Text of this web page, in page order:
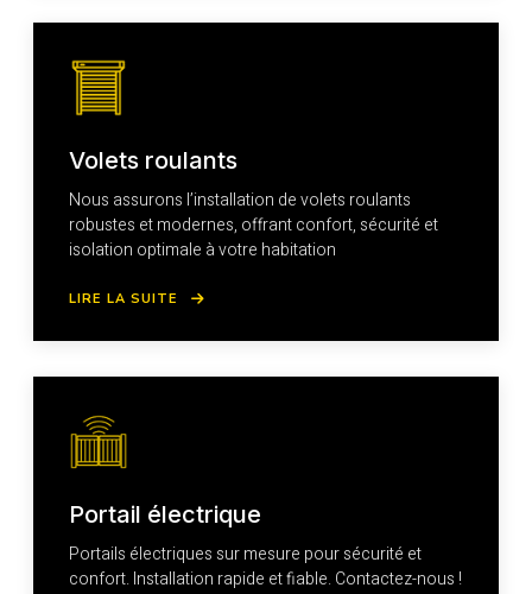
Volets roulants
Nous assurons l’installation de volets roulants
robustes et modernes, offrant confort, sécurité et
isolation optimale à votre habitation
LIRE LA SUITE
Portail électrique
Portails électriques sur mesure pour sécurité et
confort. Installation rapide et fiable. Contactez-nous !